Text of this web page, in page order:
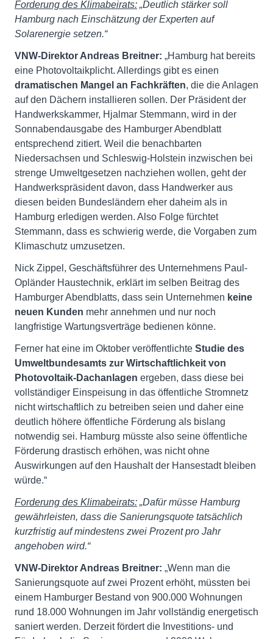
Forderung des Klimabeirats: „Deutlich stärker soll
Hamburg nach Einschätzung der Experten auf
Solarenergie setzen.“
VNW-Direktor Andreas Breitner: „Hamburg hat bereits
eine Photovoltaikplicht. Allerdings gibt es einen
dramatischen Mangel an Fachkräften, die die Anlagen
auf den Dächern installieren sollen. Der Präsident der
Handwerkskammer, Hjalmar Stemmann, wird in der
Sonnabendausgabe des Hamburger Abendblatt
entsprechend zitiert. Weil die benachbarten
Niedersachsen und Schleswig-Holstein inzwischen bei
strenge Umweltgesetzen nachziehen wollen, geht der
Handwerkspräsident davon, dass Handwerker aus
diesen beiden Bundesländern eher daheim als in
Hamburg erledigen werden. Also Folge fürchtet
Stemmann, dass es schwierig werde, die Vorgaben zum
Klimaschutz umzusetzen.
Nick Zippel, Geschäftsführer des Unternehmens Paul-
Opländer Haustechnik, erklärt im selben Beitrag des
Hamburger Abendblatts, dass sein Unternehmen keine
neuen Kunden mehr annehmen und nur noch
langfristige Wartungsverträge bedienen könne.
Ferner hat eine im Oktober veröffentlichte Studie des
Umweltbundesamts zur Wirtschaftlichkeit von
Photovoltaik-Dachanlagen ergeben, dass diese bei
vollständiger Einspeisung in das öffentliche Stromnetz
nicht wirtschaftlich zu betreiben seien und daher eine
deutlich höhere öffentliche Förderung als bislang
notwendig sei. Hamburg müsste also seine öffentliche
Förderung drastisch erhöhen, was nicht ohne
Auswirkungen auf den Haushalt der Hansestadt bleiben
würde.“
Forderung des Klimabeirats: „Dafür müsse Hamburg
gewährleisten, dass die Sanierungsquote tatsächlich
kurzfristig auf mindestens zwei Prozent pro Jahr
angehoben wird.“
VNW-Direktor Andreas Breitner: „Wenn man die
Sanierungsquote auf zwei Prozent erhöht, müssten bei
einem Hamburger Bestand von 900.000 Wohnungen
rund 18.000 Wohnungen im Jahr vollständig energetisch
saniert werden. Derzeit fördert die Investitions- und